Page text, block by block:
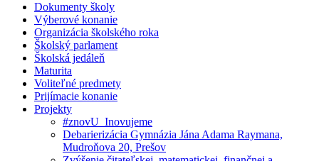
Dokumenty školy
Výberové konanie
Organizácia školského roka
Školský parlament
Školská jedáleň
Maturita
Voliteľné predmety
Prijímacie konanie
Projekty
#znovU_Inovujeme
Debarierizácia Gymnázia Jána Adama Raymana,
Mudroňova 20, Prešov